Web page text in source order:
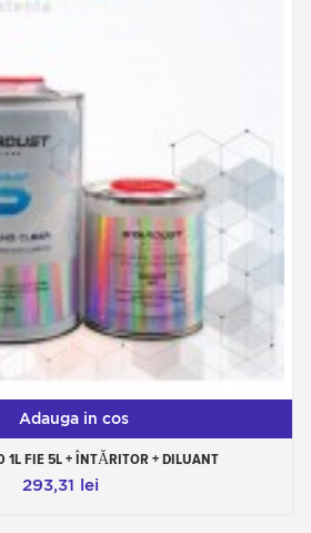
Adauga in cos
1L FIE 5L + ÎNTĂRITOR + DILUANT
293,31 lei